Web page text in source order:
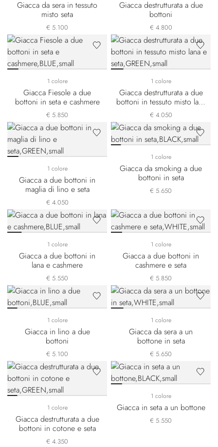
Giacca da sera in tessuto
misto seta
€ 5.100
Giacca destrutturata a due
bottoni
€ 4.800
1 colore
Giacca Fiesole a due
bottoni in seta e cashmere
€ 5.850
1 colore
Giacca destrutturata a due
bottoni in tessuto misto lana
e seta
€ 4.050
1 colore
Giacca a due bottoni in
maglia di lino e seta
€ 4.050
1 colore
Giacca da smoking a due
bottoni in seta
€ 5.650
1 colore
Giacca a due bottoni in
lana e cashmere
€ 5.550
1 colore
Giacca a due bottoni in
cashmere e seta
€ 5.850
1 colore
Giacca in lino a due
bottoni
€ 5.100
1 colore
Giacca da sera a un
bottone in seta
€ 5.650
1 colore
Giacca destrutturata a due
bottoni in cotone e seta
€ 4.350
1 colore
Giacca in seta a un bottone
€ 5.550